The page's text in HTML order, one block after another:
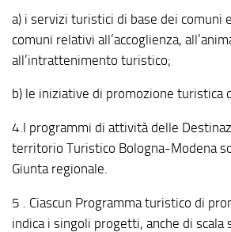
a) i servizi turistici di base dei comuni
comuni relativi all’accoglienza,
all’intrattenimento turistico;
b) le iniziative di promozione turistica
4.I programmi di attività delle
territorio Turistico Bologna-Modena
Giunta regionale.
5 . Ciascun Programma turistico di
indica i singoli progetti, anche di scala